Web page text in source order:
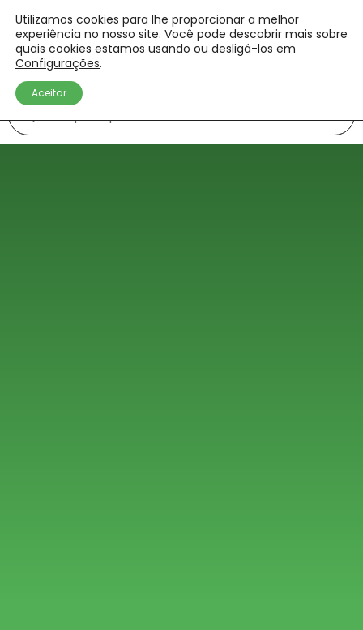
Utilizamos cookies para lhe proporcionar a melhor
experiência no nosso site. Você pode descobrir mais sobre
quais cookies estamos usando ou desligá-los em
Configurações.
Aceitar